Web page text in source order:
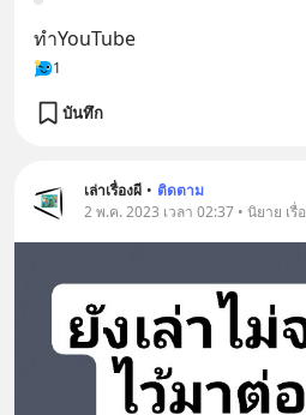
ทำYouTube
1
บันทึก
เล่าเรื่องผี • ติดตาม
2 พ.ค. 2023 เวลา 02:37 • นิยาย เรื่